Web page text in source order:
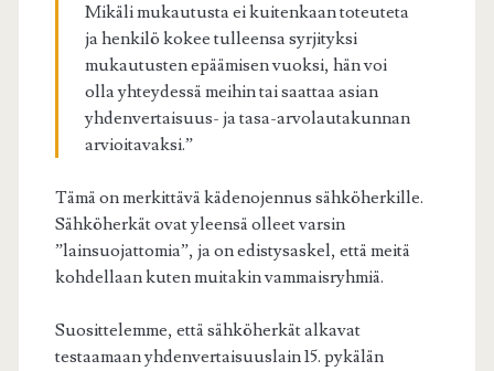
Mikäli mukautusta ei kuitenkaan toteuteta
ja henkilö kokee tulleensa syrjityksi
mukautusten epäämisen vuoksi, hän voi
olla yhteydessä meihin tai saattaa asian
yhdenvertaisuus- ja tasa-arvolautakunnan
arvioitavaksi.”
Tämä on merkittävä kädenojennus sähköherkille.
Sähköherkät ovat yleensä olleet varsin
”lainsuojattomia”, ja on edistysaskel, että meitä
kohdellaan kuten muitakin vammaisryhmiä.
Suosittelemme, että sähköherkät alkavat
testaamaan yhdenvertaisuuslain 15. pykälän